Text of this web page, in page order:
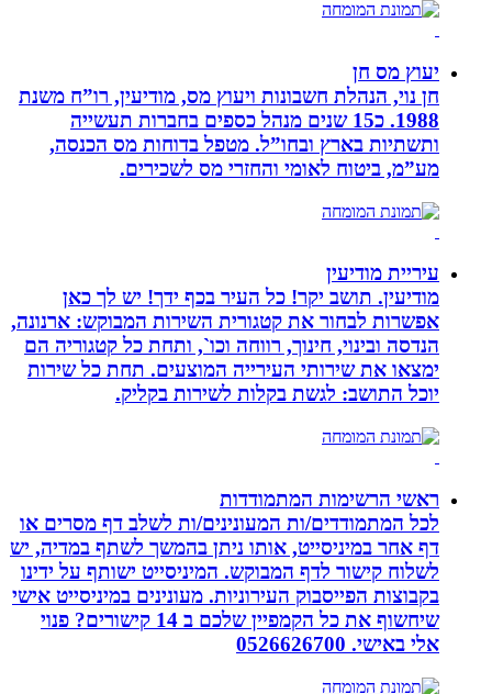
יעוץ מס חן
חן נוי, הנהלת חשבונות ויעוץ מס, מודיעין, רו”ח משנת
1988. כ15 שנים מנהל כספים בחברות תעשייה
ותשתיות בארץ ובחו”ל. מטפל בדוחות מס הכנסה,
מע”מ, ביטוח לאומי והחזרי מס לשכירים.
עיריית מודיעין
מודיעין. תושב יקר! כל העיר בכף ידך! יש לך כאן
אפשרות לבחור את קטגורית השירות המבוקש: ארנונה,
הנדסה ובינוי, חינוך, רווחה וכו`, ותחת כל קטגוריה הם
ימצאו את שירותי העירייה המוצעים. תחת כל שירות
יוכל התושב: לגשת בקלות לשירות בקליק.
ראשי הרשימות המתמודדות
לכל המתמודדים/ות המעונינים/ות לשלב דף מסרים או
דף אחר במיניסייט, אותו ניתן בהמשך לשתף במדיה, יש
לשלוח קישור לדף המבוקש. המיניסייט ישותף על ידינו
בקבוצות הפייסבוק העירוניות. מעונינים במיניסייט אישי
שיחשוף את כל הקמפיין שלכם ב 14 קישורים? פנוי
אלי באישי. 0526626700